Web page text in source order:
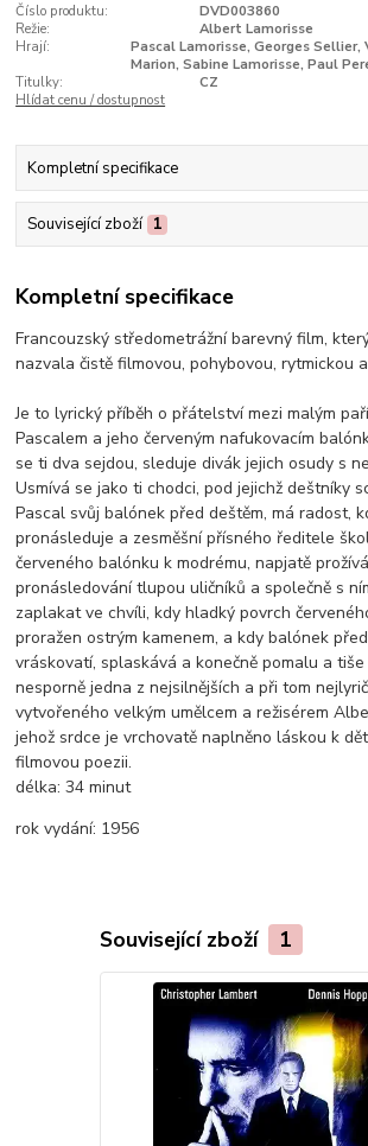
Číslo produktu:
DVD003860
Režie:
Albert Lamorisse
Hrají:
Pascal Lamorisse, Georges Sellier,
Marion, Sabine Lamorisse, Paul
Titulky:
CZ
Hlídat cenu / dostupnost
Kompletní specifikace
Související zboží 1
Kompletní specifikace
Francouzský středometrážní barevný film,
nazvala čistě filmovou, pohybovou, rytmickou
Je to lyrický příběh o přátelství mezi malým
Pascalem a jeho červeným nafukovacím
se ti dva sejdou, sleduje divák jejich osudy s
Usmívá se jako ti chodci, pod jejichž deštníky
Pascal svůj balónek před deštěm, má radost,
pronásleduje a zesměšní přísného ředitele
červeného balónku k modrému, napjatě
pronásledování tlupou uličníků a společně s
zaplakat ve chvíli, kdy hladký povrch
proražen ostrým kamenem, a kdy balónek
vráskovatí, splaskává a konečně pomalu a
nesporně jedna z nejsilnějších a při tom
vytvořeného velkým umělcem a režisérem
jehož srdce je vrchovatě naplněno láskou k
filmovou poezii.
délka: 34 minut
rok vydání: 1956
Související zboží 1